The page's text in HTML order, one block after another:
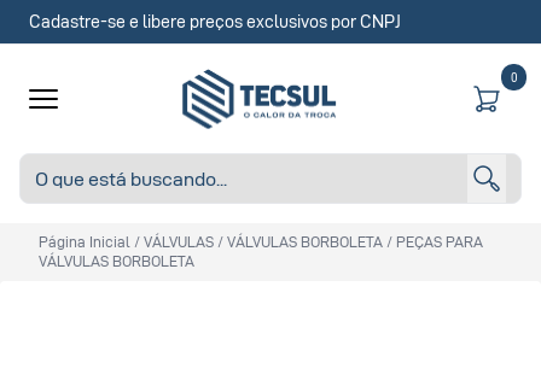
Cadastre-se e libere preços exclusivos por CNPJ
0
Página Inicial / VÁLVULAS / VÁLVULAS BORBOLETA / PEÇAS PARA
VÁLVULAS BORBOLETA